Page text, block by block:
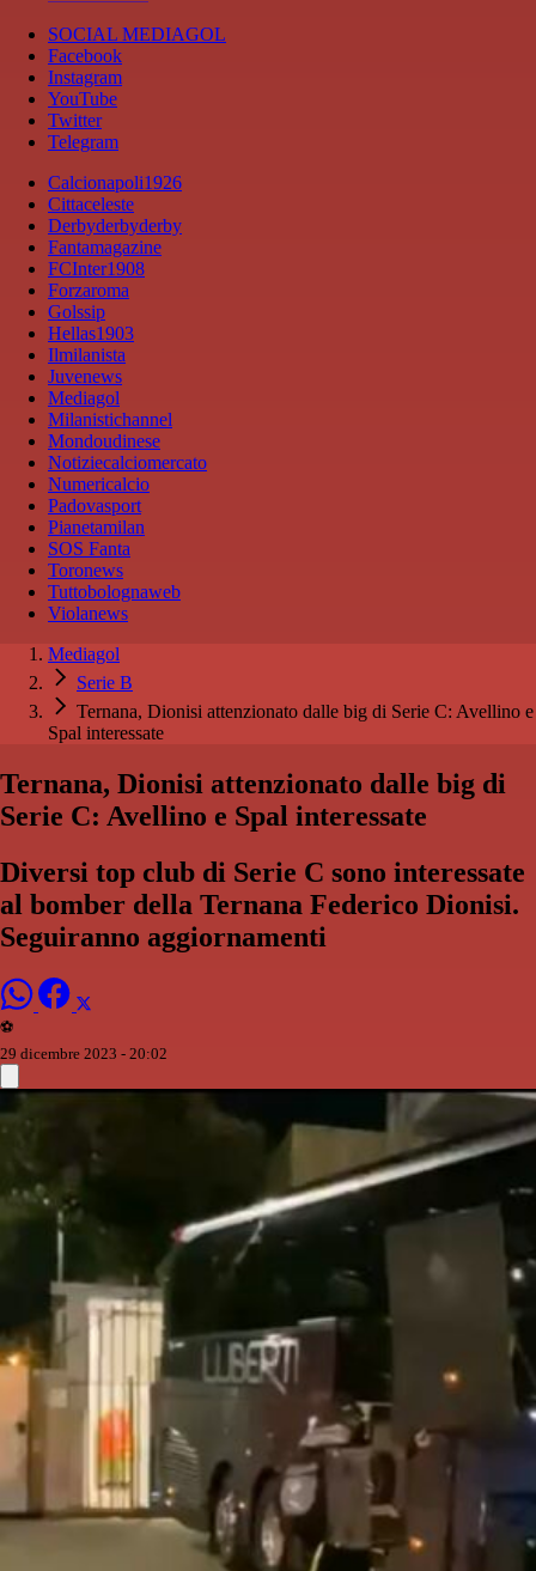
SOCIAL MEDIAGOL
Facebook
Instagram
YouTube
Twitter
Telegram
Calcionapoli1926
Cittaceleste
Derbyderbyderby
Fantamagazine
FCInter1908
Forzaroma
Golssip
Hellas1903
Ilmilanista
Juvenews
Mediagol
Milanistichannel
Mondoudinese
Notiziecalciomercato
Numericalcio
Padovasport
Pianetamilan
SOS Fanta
Toronews
Tuttobolognaweb
Violanews
Mediagol
Serie B
Ternana, Dionisi attenzionato dalle big di Serie C: Avellino e
Spal interessate
Ternana, Dionisi attenzionato dalle big di
Serie C: Avellino e Spal interessate
Diversi top club di Serie C sono interessate
al bomber della Ternana Federico Dionisi.
Seguiranno aggiornamenti
⚽️
29 dicembre 2023 - 20:02